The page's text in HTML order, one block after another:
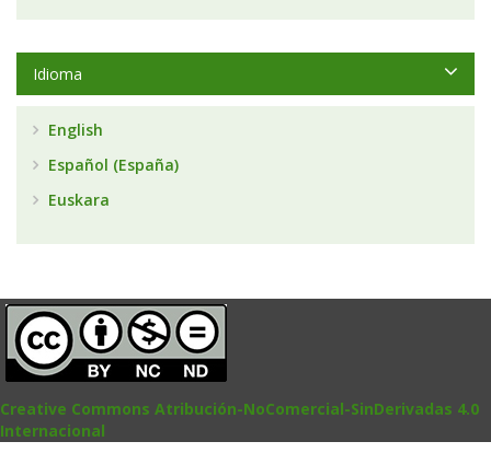
Idioma
English
Español (España)
Euskara
Creative Commons Atribución-NoComercial-SinDerivadas 4.0
Internacional